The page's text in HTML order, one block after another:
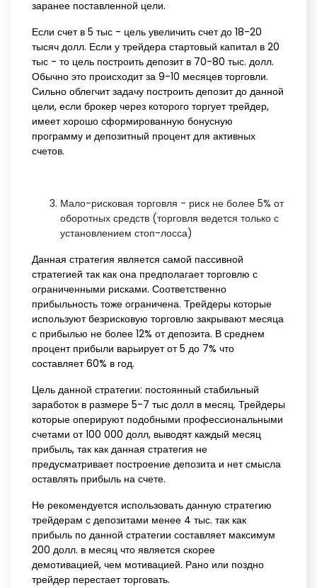
заранее поставленной цели.
Если счет в 5 тыс - цель увеличить счет до 18-20
тысяч долл. Если у трейдера стартовый капитал в 20
тыс - то цель построить депозит в 70-80 тыс. долл.
Обычно это происходит за 9-10 месяцев торговли.
Сильно облегчит задачу построить депозит до данной
цели, если брокер через которого торгует трейдер,
имеет хорошо сформированную бонусную
программу и депозитный процент для активных
счетов.
Мало-рисковая торговля - риск не более 5% от
оборотных средств (торговля ведется только с
установлением стоп-лосса)
Данная стратегия является самой пассивной
стратегией так как она предполагает торговлю с
ограниченными рисками. Соответственно
прибыльность тоже ограничена. Трейдеры которые
используют безрисковую торговлю закрывают месяца
с прибылью не более 12% от депозита. В среднем
процент прибыли варьирует от 5 до 7% что
составляет 60% в год.
Цель данной стратегии: постоянный стабильный
заработок в размере 5-7 тыс долл в месяц. Трейдеры
которые оперируют подобными профессиональными
счетами от 100 000 долл, выводят каждый месяц
прибыль, так как данная стратегия не
предусматривает построение депозита и нет смысла
оставлять прибыль на счете.
Не рекомендуется использовать данную стратегию
трейдерам с депозитами менее 4 тыс. так как
прибыль по данной стратегии составляет максимум
200 долл. в месяц что является скорее
демотивацией, чем мотивацией. Рано или поздно
трейдер перестает торговать.